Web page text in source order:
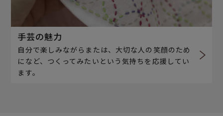
手芸の魅力
自分で楽しみながらまたは、大切な人の笑顔のため
になど、つくってみたいという気持ちを応援してい
ます。